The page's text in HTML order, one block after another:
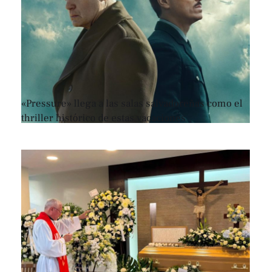
«Pressure» llega a las salas salvadoreñas como el
thriller histórico de estas vacaciones